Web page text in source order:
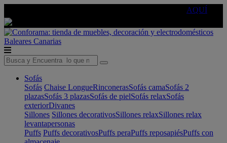
AQUÍ
Baleares Canarias
Sofás
Sofás Chaise LongueRinconerasSofás camaSofás 2
plazasSofás 3 plazasSofás de pielSofás relaxSofás
exteriorDivanes
Sillones Sillones decorativosSillones relaxSillones relax
levantapersonas
Puffs Puffs decorativosPuffs peraPuffs reposapiésPuffs con